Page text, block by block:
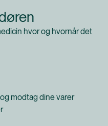
hvor og hvornår det
modtag dine varer